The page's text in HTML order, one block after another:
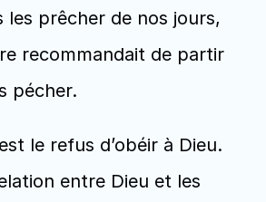
les prêcher de nos jours,
recommandait de partir
pécher.
le refus d’obéir à Dieu.
entre Dieu et les